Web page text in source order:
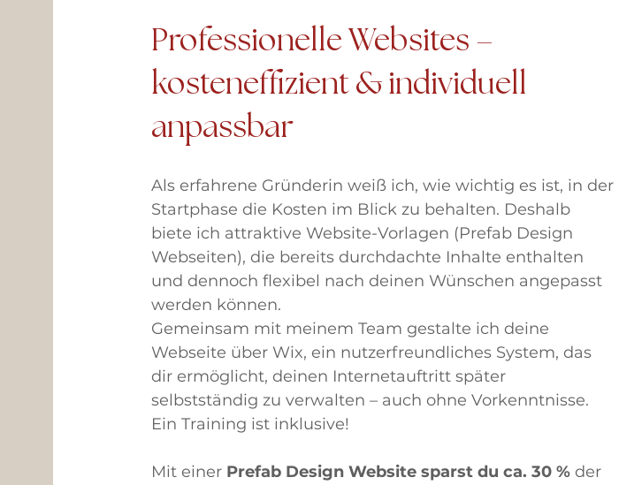
Professionelle Websites –
kosteneffizient & individuell
anpassbar
Als erfahrene Gründerin weiß ich, wie wichtig es ist, in der
Startphase die Kosten im Blick zu behalten. Deshalb
biete ich attraktive Website-Vorlagen (Prefab Design
Webseiten), die bereits durchdachte Inhalte enthalten
und dennoch flexibel nach deinen Wünschen angepasst
werden können.
Gemeinsam mit meinem Team gestalte ich deine
Webseite über Wix, ein nutzerfreundliches System, das
dir ermöglicht, deinen Internetauftritt später
selbstständig zu verwalten – auch ohne Vorkenntnisse.
Ein Training ist inklusive!
Mit einer Prefab Design Website sparst du ca. 30 % der